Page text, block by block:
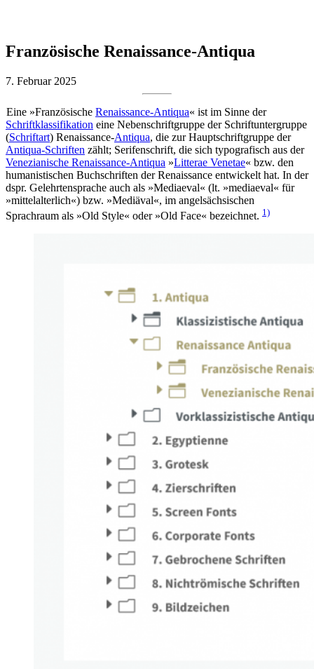
Französische Renaissance-Antiqua
7. Februar 2025
Eine »Französische Renaissance-Antiqua« ist im Sinne der
Schriftklassifikation eine Nebenschriftgruppe der Schriftuntergruppe
(Schriftart) Renaissance-Antiqua, die zur Hauptschriftgruppe der
Antiqua-Schriften zählt; Serifenschrift, die sich typografisch aus der
Venezianische Renaissance-Antiqua »Litterae Venetae« bzw. den
humanistischen Buchschriften der Renaissance entwickelt hat. In der
dspr. Gelehrtensprache auch als »Mediaeval« (lt. »mediaeval« für
»mittelalterlich«) bzw. »Mediäval«, im angelsächsischen
Sprachraum als »Old Style« oder »Old Face« bezeichnet. 1)